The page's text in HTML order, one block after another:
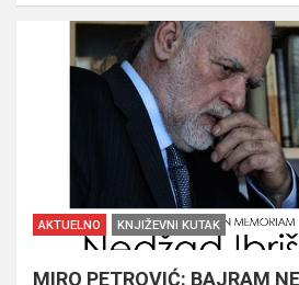
AKTUELNO KNJIŽEVNI KUTAK
MIRO PETROVIĆ: BAJRAM